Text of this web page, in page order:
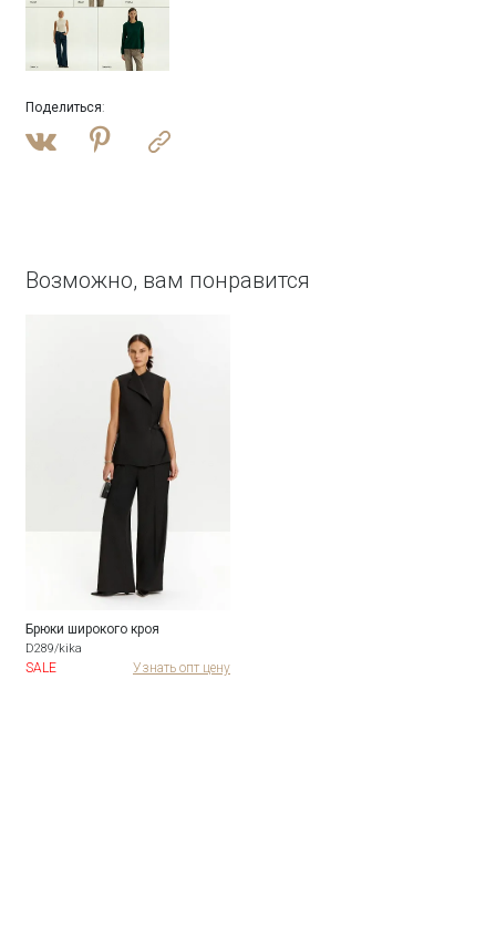
Поделиться:
Возможно, вам понравится
Брюки широкого кроя
D289/kika
SALE Узнать опт цену